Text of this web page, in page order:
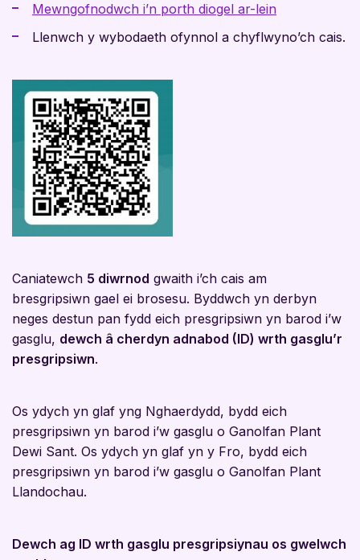
Mewngofnodwch i’n porth diogel ar-lein
Llenwch y wybodaeth ofynnol a chyflwyno’ch cais.
Caniatewch 5 diwrnod gwaith i’ch cais am
bresgripsiwn gael ei brosesu. Byddwch yn derbyn
neges destun pan fydd eich presgripsiwn yn barod i’w
gasglu, dewch â cherdyn adnabod (ID) wrth gasglu’r
presgripsiwn.
Os ydych yn glaf yng Nghaerdydd, bydd eich
presgripsiwn yn barod i’w gasglu o Ganolfan Plant
Dewi Sant. Os ydych yn glaf yn y Fro, bydd eich
presgripsiwn yn barod i’w gasglu o Ganolfan Plant
Llandochau.
Dewch ag ID wrth gasglu presgripsiynau os gwelwch